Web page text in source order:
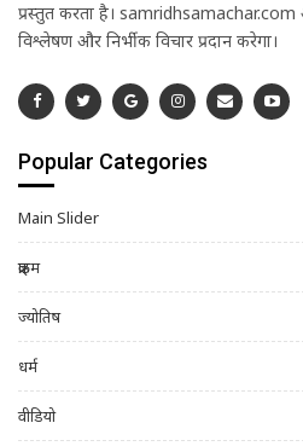
प्रस्तुत करता है। samridhsamachar.com
विश्लेषण और निर्भीक विचार प्रदान करेगा।
Popular Categories
Main Slider
क्राइम
ज्योतिष
धर्म
वीडियो